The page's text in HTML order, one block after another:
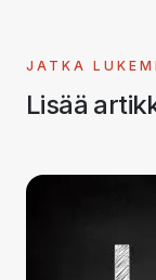
JATKA
Lisää